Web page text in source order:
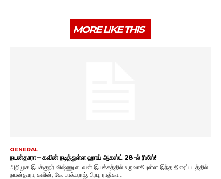
MORE LIKE THIS
GENERAL
நயன்தாரா – கவின் நடித்துள்ள ஹாய் ஆகஸ்ட் 28-ல் ரிலீஸ்!
அறிமுக இயக்குநர் விஷ்ணு எடவன் இயக்கத்தில் உருவாகியுள்ள இந்த திரைப்படத்தில்
நயன்தாரா, கவின், கே. பாக்யராஜ், பிரபு, ராதிகா...